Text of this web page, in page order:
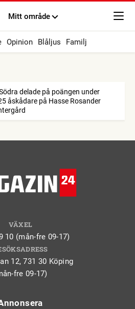
Mitt område
Opinion Blåljus Familj
delade på poängen under
åskådare på Hasse Rosander
VÄXEL
10 (mån-fre 09-17)
12, 731 30 Köping
fre 09-17)